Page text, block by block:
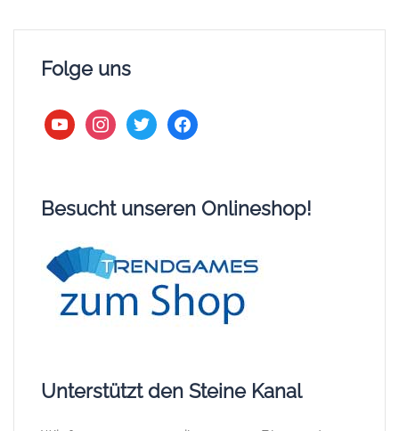
Folge uns
youtubeinstagram
twitter facebook
Besucht unseren Onlineshop!
Unterstützt den Steine Kanal